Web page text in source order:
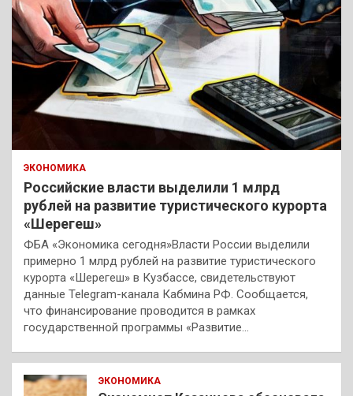
ЭКОНОМИКА
Российские власти выделили 1 млрд
рублей на развитие туристического курорта
«Шерегеш»
ФБА «Экономика сегодня»Власти России выделили
примерно 1 млрд рублей на развитие туристического
курорта «Шерегеш» в Кузбассе, свидетельствуют
данные Telegram-канала Кабмина РФ. Сообщается,
что финансирование проводится в рамках
государственной программы «Развитие…
ЭКОНОМИКА